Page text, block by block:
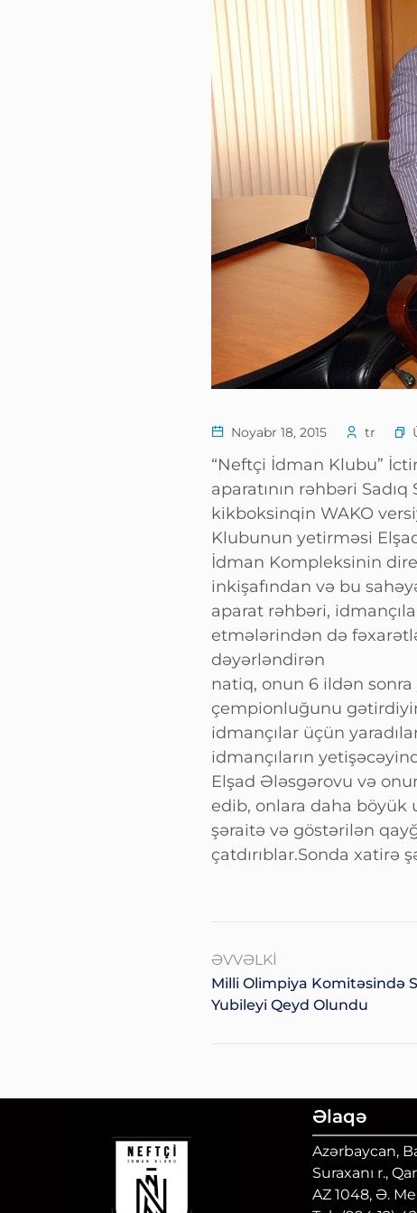
Noyabr 18, 2015 tr
“Neftçi İdman Klubu”
aparatının rəhbəri
kikboksinqin WAKO
Klubunun yetirməsi
İdman Kompleksinin
inkişafından və bu
aparat rəhbəri,
etmələrindən də
dəyərləndirən
natiq, onun 6 ildən sonra
çempionluğunu
idmançılar üçün
idmançıların
Elşad Ələsgərovu və
edib, onlara daha böyük
şəraitə və göstərilən
çatdırıblar.Sonda xatirə
ƏVVƏLKI
Milli Olimpiya Komitəsində
Yubileyi Qeyd Olundu
Əlaqə
Azərbaycan,
Suraxanı r.,
AZ 1048, Ə.